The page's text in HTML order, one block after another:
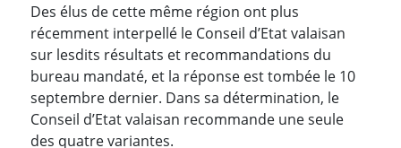
Des élus de cette même région ont plus
récemment interpellé le Conseil d’Etat valaisan
sur lesdits résultats et recommandations du
bureau mandaté, et la réponse est tombée le 10
septembre dernier. Dans sa détermination, le
Conseil d’Etat valaisan recommande une seule
des quatre variantes.